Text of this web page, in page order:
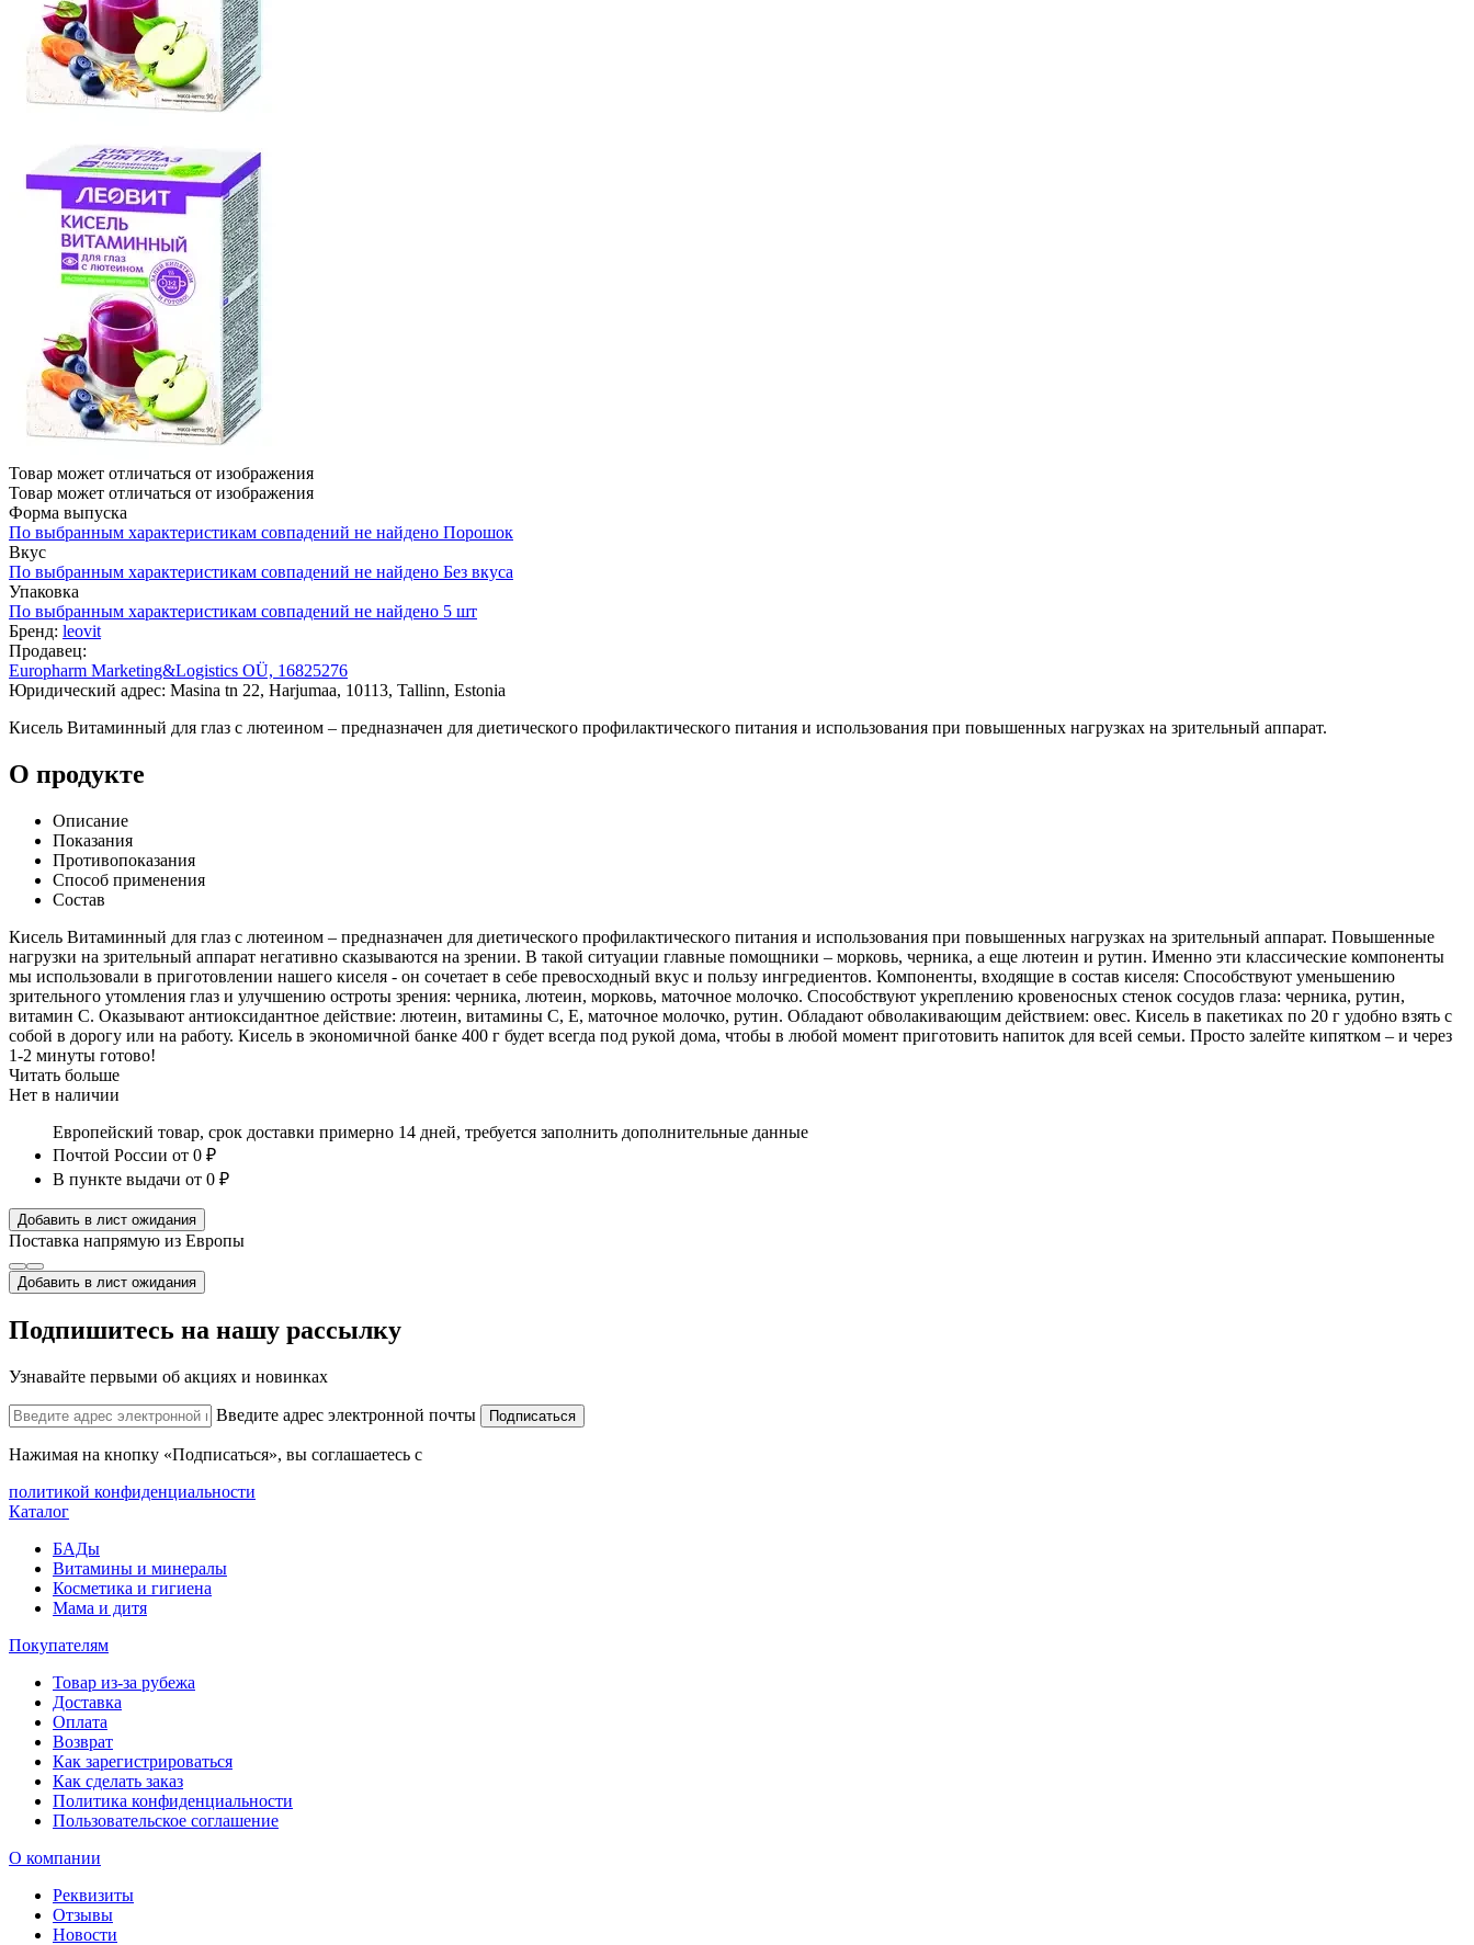
Товар может отличаться от изображения
Товар может отличаться от изображения
Форма выпуска
По выбранным характеристикам совпадений не найдено Порошок
Вкус
По выбранным характеристикам совпадений не найдено Без вкуса
Упаковка
По выбранным характеристикам совпадений не найдено 5 шт
Бренд: leovit
Продавец:
Europharm Marketing&Logistics OÜ, 16825276
Юридический адрес: Masina tn 22, Harjumaa, 10113, Tallinn, Estonia
Кисель Витаминный для глаз с лютеином – предназначен для диетического профилактического питания и использования при повышенных нагрузках на зрительный аппарат.
О продукте
Описание
Показания
Противопоказания
Способ применения
Состав
Кисель Витаминный для глаз с лютеином – предназначен для диетического профилактического питания и использования при повышенных нагрузках на зрительный аппарат. Повышенные
нагрузки на зрительный аппарат негативно сказываются на зрении. В такой ситуации главные помощники – морковь, черника, а еще лютеин и рутин. Именно эти классические компоненты
мы использовали в приготовлении нашего киселя - он сочетает в себе превосходный вкус и пользу ингредиентов. Компоненты, входящие в состав киселя: Способствуют уменьшению
зрительного утомления глаз и улучшению остроты зрения: черника, лютеин, морковь, маточное молочко. Способствуют укреплению кровеносных стенок сосудов глаза: черника, рутин,
витамин С. Оказывают антиоксидантное действие: лютеин, витамины С, Е, маточное молочко, рутин. Обладают обволакивающим действием: овес. Кисель в пакетиках по 20 г удобно взять с
собой в дорогу или на работу. Кисель в экономичной банке 400 г будет всегда под рукой дома, чтобы в любой момент приготовить напиток для всей семьи. Просто залейте кипятком – и через
1-2 минуты готово!
Читать больше
Нет в наличии
Европейский товар, срок доставки примерно 14 дней, требуется заполнить дополнительные данные
Почтой России от 0 ₽
В пункте выдачи от 0 ₽
Добавить в лист ожидания
Поставка напрямую из Европы
Добавить в лист ожидания
Подпишитесь на нашу рассылку
Узнавайте первыми об акциях и новинках
Введите адрес электронной почты Подписаться
Нажимая на кнопку «Подписаться», вы соглашаетесь с
политикой конфиденциальности
Каталог
БАДы
Витамины и минералы
Косметика и гигиена
Мама и дитя
Покупателям
Товар из-за рубежа
Доставка
Оплата
Возврат
Как зарегистрироваться
Как сделать заказ
Политика конфиденциальности
Пользовательское соглашение
О компании
Реквизиты
Отзывы
Новости